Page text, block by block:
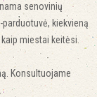
senovinių
kiekvieną
miestai keitėsi.
Konsultuojame